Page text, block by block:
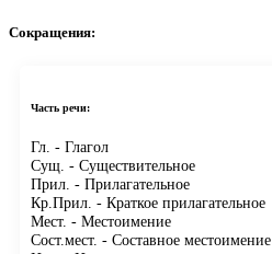
Сокращения:
Часть речи:
Гл. - Глагол
Сущ. - Существительное
Прил. - Прилагательное
Кр.Прил. - Краткое прилагательное
Мест. - Местоимение
Сост.мест. - Составное местоимение